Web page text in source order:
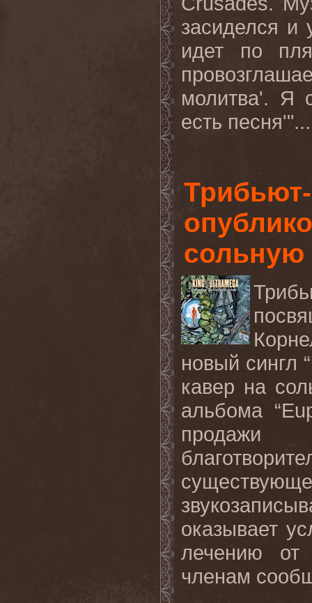
засиделся и
идет по
молитва'. Я
есть
Трибьют-
сольную
новый сингл
кавер на
альбома
продажи
оказывает
лечению
от
членам